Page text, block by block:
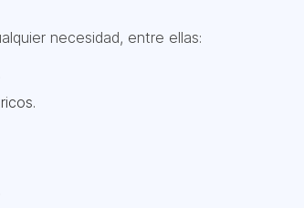
necesidad, entre ellas: